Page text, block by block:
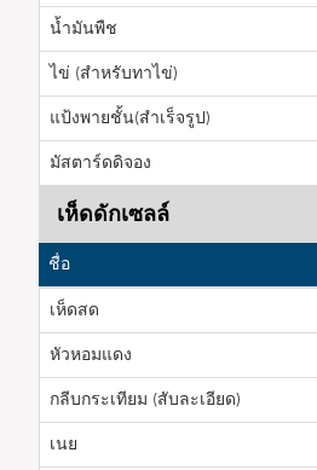
น้ำมันพืช
ไข่ (สำหรับทาไข่)
แป้งพายชั้น(สำเร็จรูป)
มัสตาร์ดดิจอง
เห็ดดักเซลล์
ชื่อ
เห็ดสด
หัวหอมแดง
กลีบกระเทียม (สับละเอียด)
เนย